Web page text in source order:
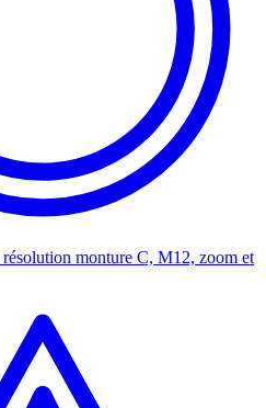
monture C, M12, zoom et